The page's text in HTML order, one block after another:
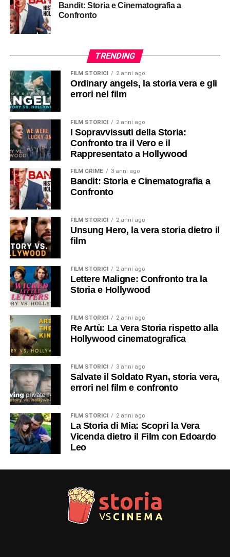
Bandit: Storia e Cinematografia a
Confronto
TRENDING
FILM STORICI 2 anni ago
Ordinary angels, la storia vera e gli
errori nel film
FILM STORICI 2 anni ago
I Sopravvissuti della Storia:
Confronto tra il Vero e il
Rappresentato a Hollywood
FILM CRIME 3 anni ago
Bandit: Storia e Cinematografia a
Confronto
FILM STORICI 2 anni ago
Unsung Hero, la vera storia dietro il
film
FILM STORICI 2 anni ago
Lettere Maligne: Confronto tra la
Storia e Hollywood
FILM STORICI 2 anni ago
Re Artù: La Vera Storia rispetto alla
Hollywood cinematografica
FILM STORICI 3 anni ago
Salvate il Soldato Ryan, storia vera,
errori nel film e confronto
FILM STORICI 2 anni ago
La Storia di Mia: Scopri la Vera
Vicenda dietro il Film con Edoardo
Leo